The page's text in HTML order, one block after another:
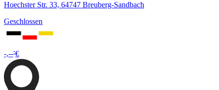
Hoechster Str. 33, 64747 Breuberg-Sandbach
Geschlossen
-,---€